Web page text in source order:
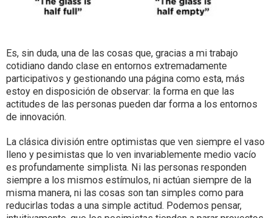
Es, sin duda, una de las cosas que, gracias a mi trabajo
cotidiano dando clase en entornos extremadamente
participativos y gestionando una página como esta, más
estoy en disposición de observar: la forma en que las
actitudes de las personas pueden dar forma a los entornos
de innovación.
La clásica división entre optimistas que ven siempre el vaso
lleno y pesimistas que lo ven invariablemente medio vacío
es profundamente simplista. Ni las personas responden
siempre a los mismos estímulos, ni actúan siempre de la
misma manera, ni las cosas son tan simples como para
reducirlas todas a una simple actitud. Podemos pensar,